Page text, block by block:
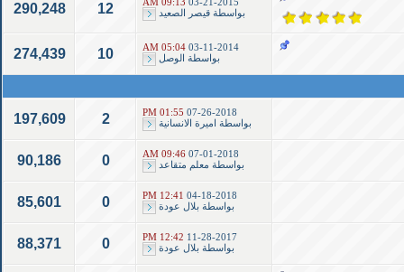
03-21-2015
09:13 AM
بواسطة قيصر الصعيد 12
290,248
03-11-2014
05:04 AM
بواسطة
الوصل 10
274,439
07-26-2018
01:55 PM
بواسطة
اميرة الانسانية 2
197,609
07-01-2018
09:46 AM
بواسطة معلم متقاعد 0
90,186
04-18-2018
12:41 PM
بواسطة بلال عودة 0
85,601
11-28-2017
12:42 PM
بواسطة بلال عودة 0
88,371